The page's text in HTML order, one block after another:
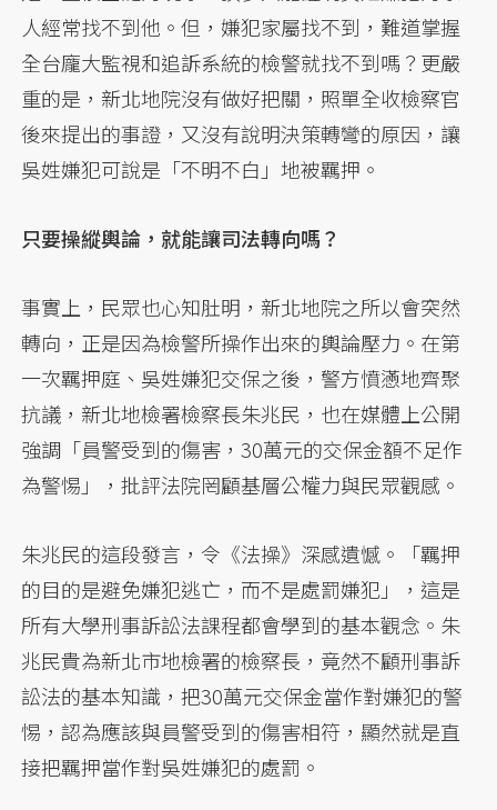
人經常找不到他。但，嫌犯家屬找不到，難道掌握
全台龐大監視和追訴系統的檢警就找不到嗎？更嚴
重的是，新北地院沒有做好把關，照單全收檢察官
後來提出的事證，又沒有說明決策轉彎的原因，讓
吳姓嫌犯可說是「不明不白」地被羈押。
只要操縱輿論，就能讓司法轉向嗎？
事實上，民眾也心知肚明，新北地院之所以會突然
轉向，正是因為檢警所操作出來的輿論壓力。在第
一次羈押庭、吳姓嫌犯交保之後，警方憤懣地齊聚
抗議，新北地檢署檢察長朱兆民，也在媒體上公開
強調「員警受到的傷害，30萬元的交保金額不足作
為警惕」，批評法院罔顧基層公權力與民眾觀感。
朱兆民的這段發言，令《法操》深感遺憾。「羈押
的目的是避免嫌犯逃亡，而不是處罰嫌犯」，這是
所有大學刑事訴訟法課程都會學到的基本觀念。朱
兆民貴為新北市地檢署的檢察長，竟然不顧刑事訴
訟法的基本知識，把30萬元交保金當作對嫌犯的警
惕，認為應該與員警受到的傷害相符，顯然就是直
接把羈押當作對吳姓嫌犯的處罰。